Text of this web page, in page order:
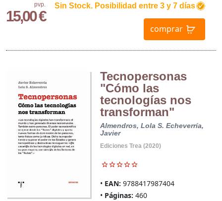
pvp.
15,00 €
Sin Stock. Posibilidad entre 3 y 7 días
comprar
Tecnopersonas
"Cómo las
tecnologías nos
transforman"
Almendros, Lola S. Echeverría,
Javier
Ediciones Trea (2020)
EAN: 9788417987404
Páginas: 460